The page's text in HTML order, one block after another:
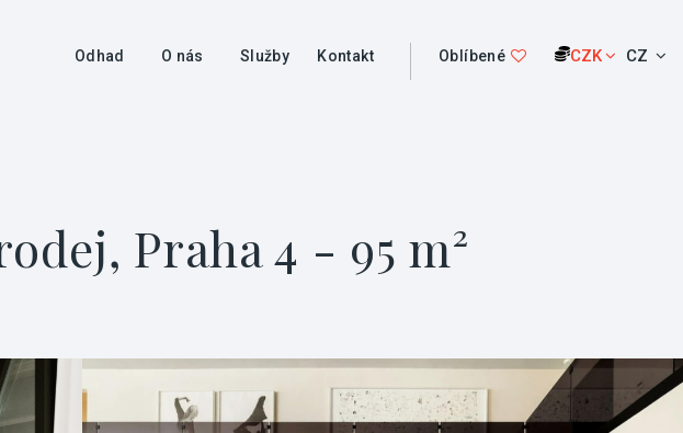
Odhad O nás Služby Kontakt Oblíbené CZK CZ
Praha 4 - 95 m²